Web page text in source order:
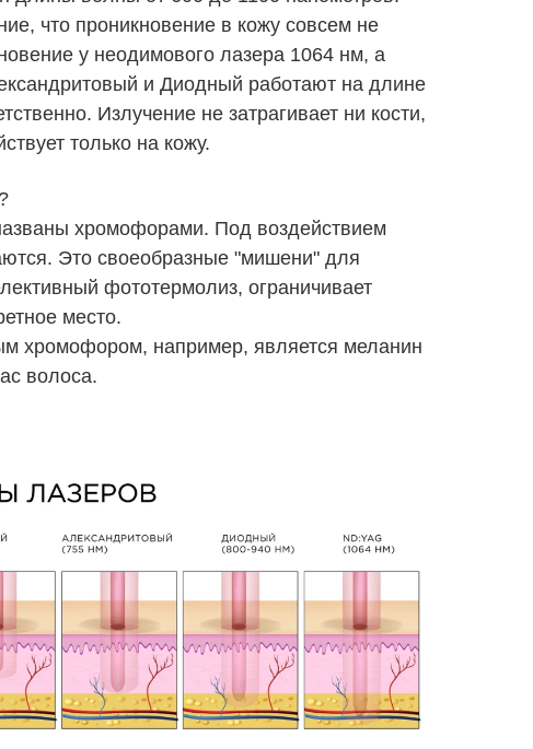
что проникновение в кожу совсем не
у неодимового лазера 1064 нм, а
и Диодный работают на длине
Излучение не затрагивает ни кости,
только на кожу.
хромофорами. Под воздействием
Это своеобразные "мишени" для
фототермолиз, ограничивает
место.
хромофором, например, является меланин
волоса.